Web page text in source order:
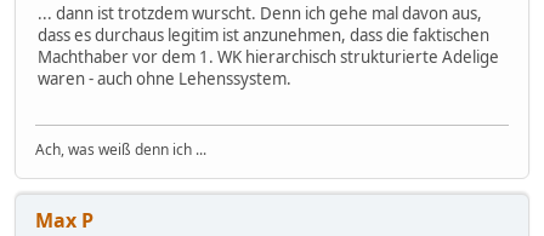
... dann ist trotzdem wurscht. Denn ich gehe mal davon aus,
dass es durchaus legitim ist anzunehmen, dass die faktischen
Machthaber vor dem 1. WK hierarchisch strukturierte Adelige
waren - auch ohne Lehenssystem.
Ach, was weiß denn ich ...
Max P